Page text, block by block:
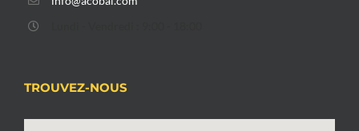
TROUVEZ-NOUS